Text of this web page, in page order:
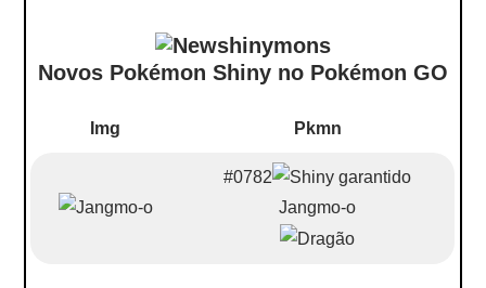
Novos Pokémon Shiny no Pokémon GO
Img Pkmn
#0782
Jangmo-o